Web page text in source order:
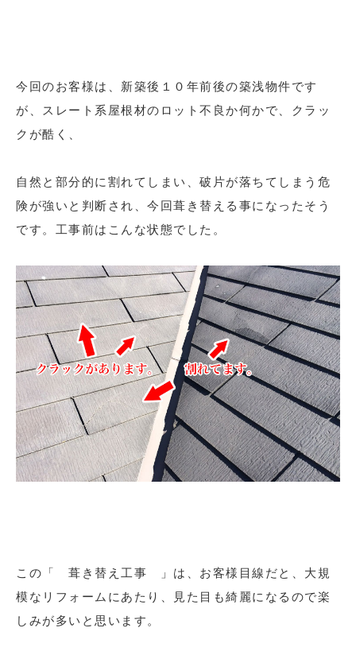
今回のお客様は、新築後１０年前後の築浅物件です
が、スレート系屋根材のロット不良か何かで、クラッ
クが酷く、
自然と部分的に割れてしまい、破片が落ちてしまう危
険が強いと判断され、今回葺き替える事になったそう
です。工事前はこんな状態でした。
この「 葺き替え工事 」は、お客様目線だと、大規
模なリフォームにあたり、見た目も綺麗になるので楽
しみが多いと思います。